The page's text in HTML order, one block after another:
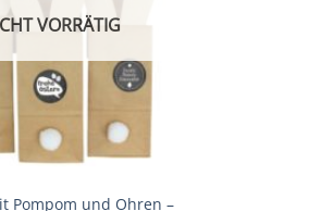
VORRÄTIG
Pompom und Ohren –